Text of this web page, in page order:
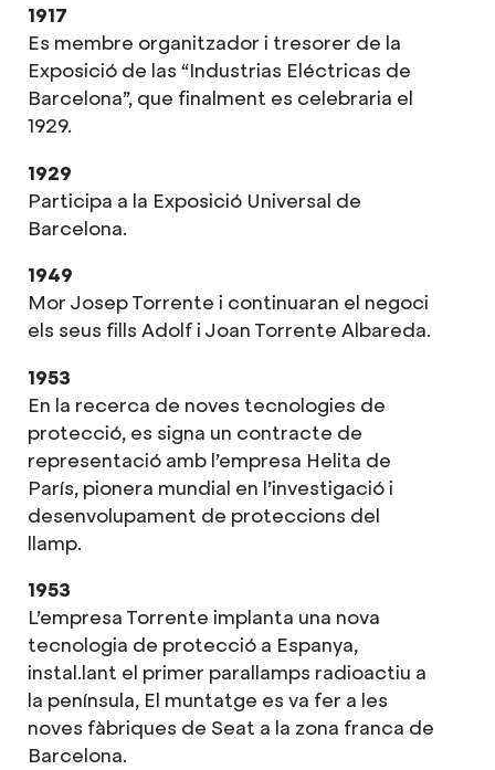
1917
Es membre organitzador i tresorer de la
Exposició de las “Industrias Eléctricas de
Barcelona”, que finalment es celebraria el
1929.
1929
Participa a la Exposició Universal de
Barcelona.
1949
Mor Josep Torrente i continuaran el negoci
els seus fills Adolf i Joan Torrente Albareda.
1953
En la recerca de noves tecnologies de
protecció, es signa un contracte de
representació amb l’empresa Helita de
París, pionera mundial en l’investigació i
desenvolupament de proteccions del
llamp.
1953
L’empresa Torrente implanta una nova
tecnologia de protecció a Espanya,
instal.lant el primer parallamps radioactiu a
la península, El muntatge es va fer a les
noves fàbriques de Seat a la zona franca de
Barcelona.